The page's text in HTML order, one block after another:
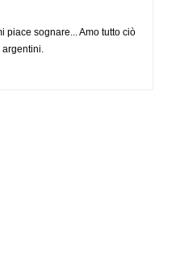
piace sognare... Amo tutto ciò